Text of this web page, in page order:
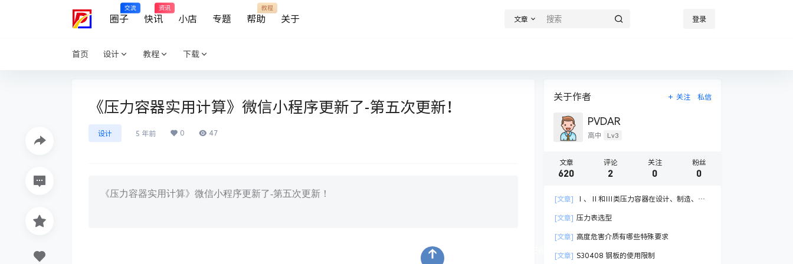
圈子
交流
快讯
资讯
小店 专题 帮助
教程
关于 文章 登录
首页 设计 教程 下载
《压力容器实用计算》微信小程序更新了-第五次更新！
设计 5 年前 0 47
《压力容器实用计算》微信小程序更新了-第五次更新！
点击上方蓝字 记得关注我们哦！
关于作者 关注 私信
PVDAR
高中 Lv3
文章
620
评论
2
关注
0
粉丝
0
[文章]
Ⅰ、Ⅱ和Ⅲ类压力容器在设计、制造、检
[文章] 压力表选型
[文章] 高度危害介质有哪些特殊要求
[文章] S30408 钢板的使用限制